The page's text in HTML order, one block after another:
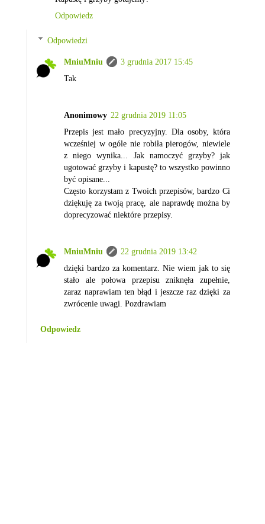
Odpowiedz
Odpowiedzi
MniuMniu
3 grudnia 2017 15:45
Tak
Anonimowy 22 grudnia 2019 11:05
Przepis jest mało precyzyjny. Dla osoby, która
wcześniej w ogóle nie robiła pierogów, niewiele
z niego wynika... Jak namoczyć grzyby? jak
ugotować grzyby i kapustę? to wszystko powinno
być opisane...
Często korzystam z Twoich przepisów, bardzo Ci
dziękuję za twoją pracę, ale naprawdę można by
doprecyzować niektóre przepisy.
MniuMniu
22 grudnia 2019 13:42
dzięki bardzo za komentarz. Nie wiem jak to się
stało ale połowa przepisu zniknęła zupełnie,
zaraz naprawiam ten błąd i jeszcze raz dzięki za
zwrócenie uwagi. Pozdrawiam
Odpowiedz